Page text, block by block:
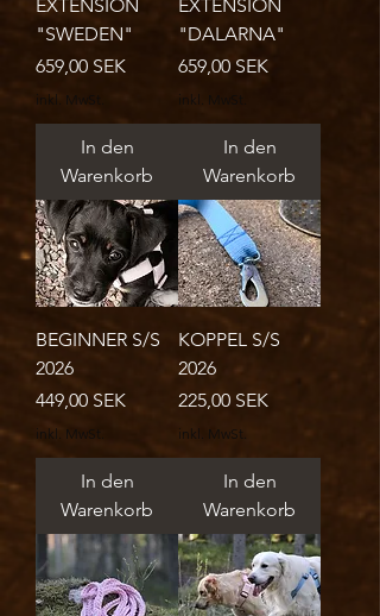
EXTENSION
"SWEDEN"
Preis
659,00 SEK
inkl. MwSt.
In den
Warenkorb
EXTENSION
"DALARNA"
Preis
659,00 SEK
inkl. MwSt.
In den
Warenkorb
BEGINNER S/S
2026
Preis
449,00 SEK
inkl. MwSt.
In den
Warenkorb
KOPPEL S/S
2026
Preis
225,00 SEK
inkl. MwSt.
In den
Warenkorb